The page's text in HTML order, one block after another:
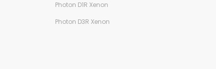
Photon D1R Xenon
Photon D3R Xenon